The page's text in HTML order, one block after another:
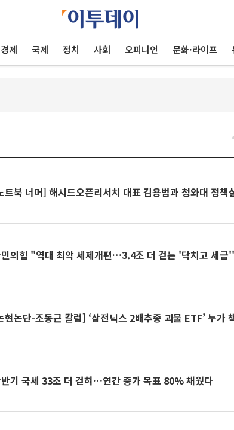
경제 국제 정치 사회 오피니언 문화·라이프
트북 너머] 해시드오픈리서치 대표 김용범과 청와대 정책
의힘 "역대 최악 세제개편…3.4조 더 걷는 '닥치고 세금
현논단-조동근 칼럼] ‘삼전닉스 2배추종 괴물 ETF’ 누가
기 국세 33조 더 걷혀…연간 증가 목표 80% 채웠다